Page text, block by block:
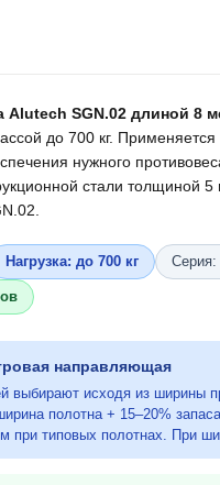
SGN.02 длиной 8
до 700 кг.
нужного
стали толщиной
Нагрузка: до 700 кг Серия:
направляющая
выбирают исходя из ширины
полотна + 15–20%
м при типовых полотнах. При